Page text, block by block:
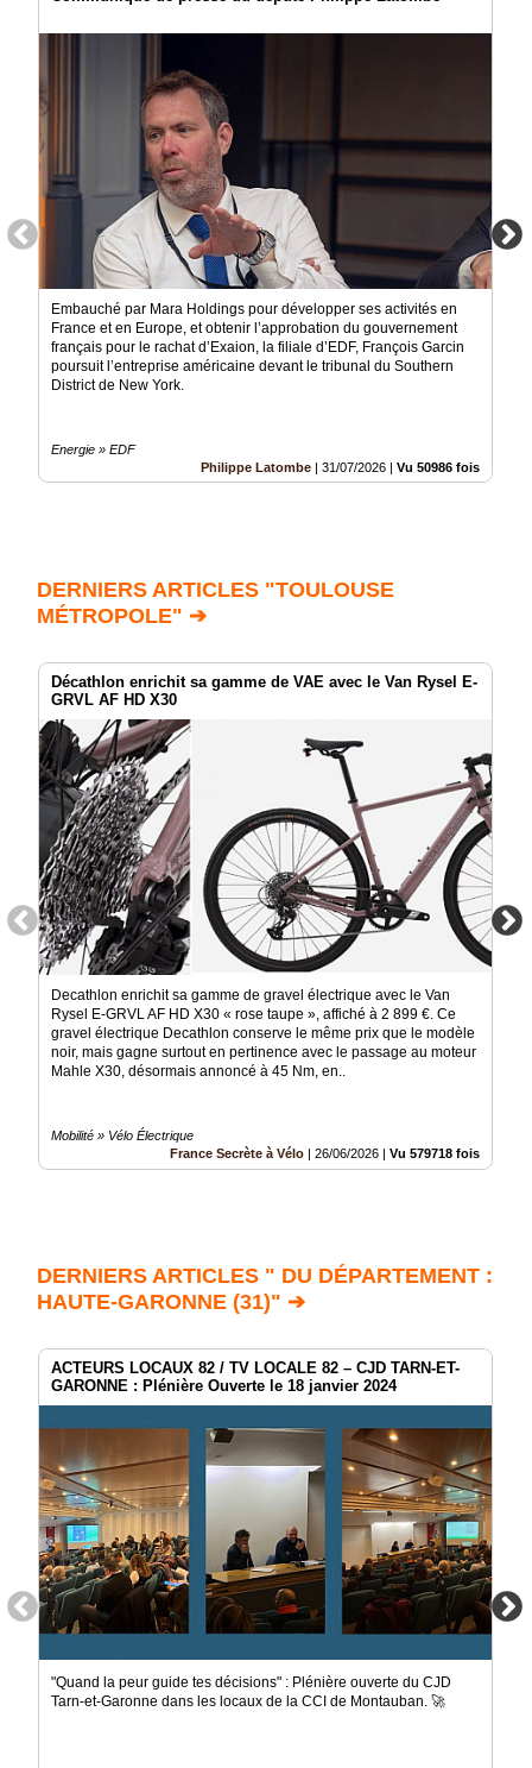
Embauché par Mara Holdings pour développer ses activités en
France et en Europe, et obtenir l’approbation du gouvernement
français pour le rachat d’Exaion, la filiale d’EDF, François Garcin
poursuit l’entreprise américaine devant le tribunal du Southern
District de New York.
Energie » EDF
Philippe Latombe | 31/07/2026 | Vu 50986 fois
DERNIERS ARTICLES "TOULOUSE
MÉTROPOLE" ➔
Décathlon enrichit sa gamme de VAE avec le Van Rysel E-
GRVL AF HD X30
Decathlon enrichit sa gamme de gravel électrique avec le Van
Rysel E-GRVL AF HD X30 « rose taupe », affiché à 2 899 €. Ce
gravel électrique Decathlon conserve le même prix que le modèle
noir, mais gagne surtout en pertinence avec le passage au moteur
Mahle X30, désormais annoncé à 45 Nm, en..
Mobilité » Vélo Électrique
France Secrète à Vélo
26/06/2026 Vu 579718 fois
DERNIERS ARTICLES " DU DÉPARTEMENT :
HAUTE-GARONNE (31)" ➔
ACTEURS LOCAUX 82 / TV LOCALE 82 – CJD TARN-ET-
GARONNE : Plénière Ouverte le 18 janvier 2024
"Quand la peur guide tes décisions" : Plénière ouverte du CJD
Tarn-et-Garonne dans les locaux de la CCI de Montauban. 🚀